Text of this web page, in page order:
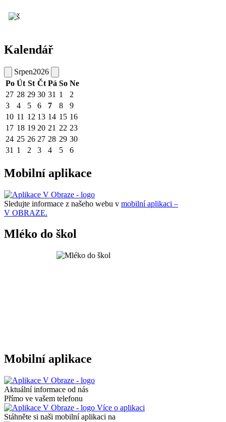
Kalendář
Srpen2026
Po Út St Čt Pá So Ne
27 28 29 30 31 1
2
3
4 5 6 7 8
9
10 11 12 13 14 15 16
17 18 19 20 21 22 23
24 25 26 27 28 29 30
31 1 2 3 4 5 6
Mobilní aplikace
Sledujte informace z našeho webu v mobilní aplikaci –
V OBRAZE.
Mléko do škol
Mobilní aplikace
Aktuální informace od nás
Přímo ve vašem telefonu
Více o aplikaci
Stáhněte si naši mobilní aplikaci na